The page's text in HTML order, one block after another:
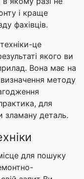
і краще
фахівців.
це
якого ви
Вона має на
визначення методу
для
зламану деталь.
для пошуку